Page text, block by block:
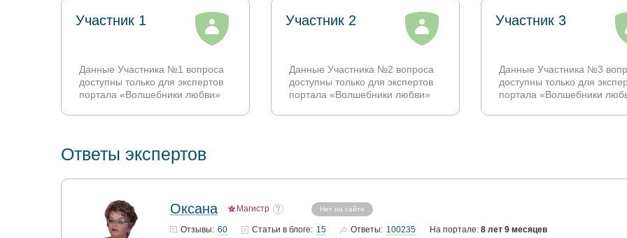
Участник 1
Данные Участника №1 вопроса
доступны только для экспертов
портала «Волшебники любви»
Участник 2
Данные Участника №2 вопроса
доступны только для экспертов
портала «Волшебники любви»
Участник 3
Данные Участника №3
доступны только для
портала «Волшебники
Ответы экспертов
Оксана Магистр Нет на сайте
Отзывы: 60 Статьи в блоге: 15 Ответы: 100235 На портале: 8 лет 9 месяцев